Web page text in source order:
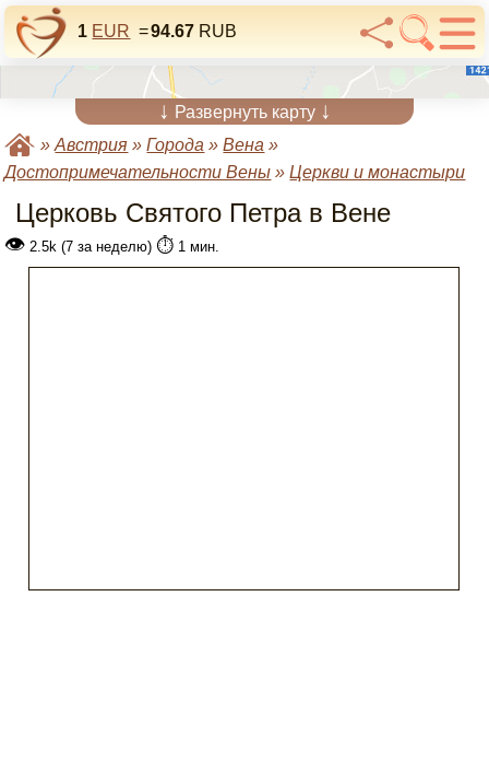
1 EUR =94.67 RUB
↓ Развернуть карту ↓
»Австрия »Города »Вена »
Достопримечательности Вены »Церкви и монастыри
Церковь Святого Петра в Вене
👁 2.5k (7 за неделю) ⏱️ 1 мин.